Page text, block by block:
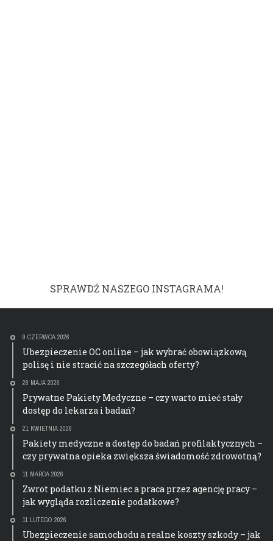
SPRAWDŹ NASZEGO INSTAGRAMA!
9 CZERWCA 2026
Ubezpieczenie OC online – jak wybrać obowiązkową
polisę i nie stracić na szczegółach oferty?
28 MAJA 2026
Prywatne Pakiety Medyczne – czy warto mieć stały
dostęp do lekarza i badań?
21 KWIETNIA 2026
Pakiety medyczne a dostęp do badań profilaktycznych –
czy prywatna opieka zwiększa świadomość zdrowotną?
11 MARCA 2026
Zwrot podatku z Niemiec a praca przez agencję pracy –
jak wygląda rozliczenie podatkowe?
11 LUTEGO 2026
Ubezpieczenie samochodu a realne koszty szkody – jak